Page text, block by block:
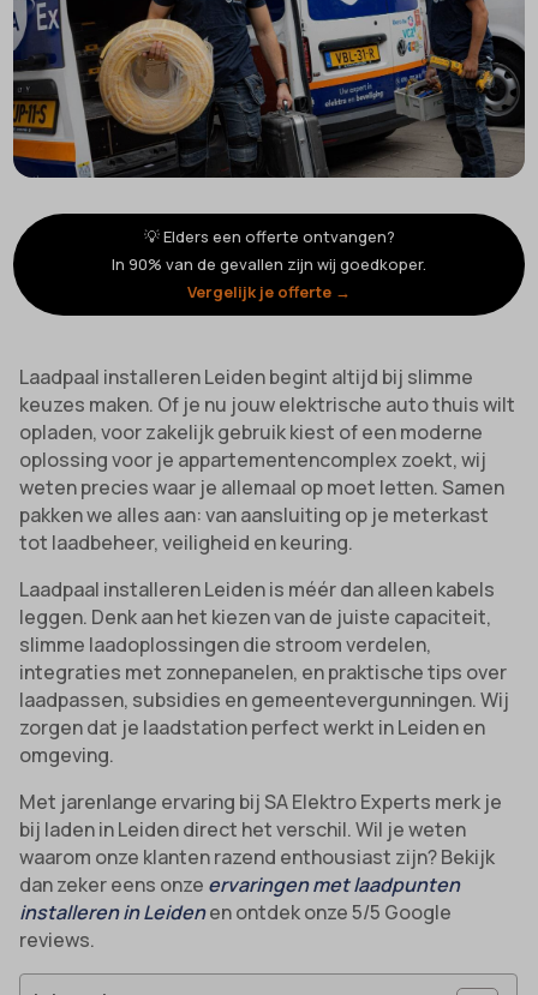
💡 Elders een offerte ontvangen?
In 90% van de gevallen zijn wij goedkoper.
Vergelijk je offerte →
Laadpaal installeren Leiden begint altijd bij slimme
keuzes maken. Of je nu jouw elektrische auto thuis wilt
opladen, voor zakelijk gebruik kiest of een moderne
oplossing voor je appartementencomplex zoekt, wij
weten precies waar je allemaal op moet letten. Samen
pakken we alles aan: van aansluiting op je meterkast
tot laadbeheer, veiligheid en keuring.
Laadpaal installeren Leiden is méér dan alleen kabels
leggen. Denk aan het kiezen van de juiste capaciteit,
slimme laadoplossingen die stroom verdelen,
integraties met zonnepanelen, en praktische tips over
laadpassen, subsidies en gemeentevergunningen. Wij
zorgen dat je laadstation perfect werkt in Leiden en
omgeving.
Met jarenlange ervaring bij SA Elektro Experts merk je
bij laden in Leiden direct het verschil. Wil je weten
waarom onze klanten razend enthousiast zijn? Bekijk
dan zeker eens onze ervaringen met laadpunten
installeren in Leidenen ontdek onze 5/5 Google
reviews.